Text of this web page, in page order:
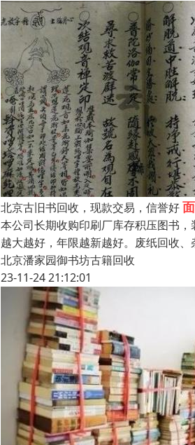
北京古旧书回收，现款交易，信誉好
本公司长期收购印刷厂库存积压图书
越大越好，年限越新越好。废纸回收
北京潘家园御书坊古籍回收
23-11-24 21:12:01